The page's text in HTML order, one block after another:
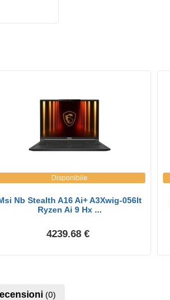
Disponibile
Nb Stealth A16 Ai+ A3Xwig-056It
Ryzen Ai 9 Hx ...
4239.68 €
(0)